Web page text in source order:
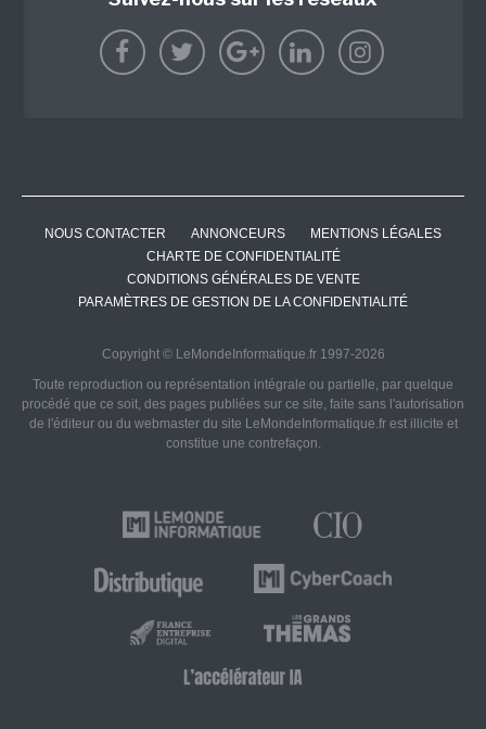
NOUS CONTACTER ANNONCEURS
MENTIONS LÉGALES
CHARTE DE CONFIDENTIALITÉ
CONDITIONS GÉNÉRALES DE VENTE
PARAMÈTRES DE GESTION DE LA CONFIDENTIALITÉ
Copyright © LeMondeInformatique.fr 1997-2026
Toute reproduction ou représentation intégrale ou partielle, par quelque
procédé que ce soit, des pages publiées sur ce site, faite sans l'autorisation
de l'éditeur ou du webmaster du site LeMondeInformatique.fr est illicite et
constitue une contrefaçon.